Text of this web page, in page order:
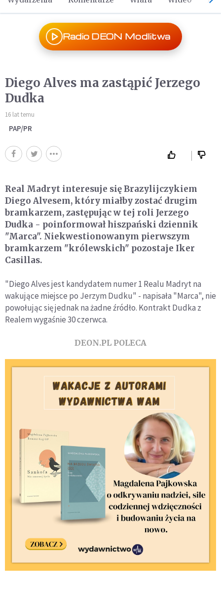
Radio DEON Modlitwa
Diego Alves ma zastąpić Jerzego
Dudka
16 lat temu
PAP/PR
Real Madryt interesuje się Brazylijczykiem
Diego Alvesem, który miałby zostać drugim
bramkarzem, zastępując w tej roli Jerzego
Dudka - poinformował hiszpański dziennik
"Marca". Niekwestionowanym pierwszym
bramkarzem "królewskich" pozostaje Iker
Casillas.
"Diego Alves jest kandydatem numer 1 Realu Madryt na
wakujące miejsce po Jerzym Dudku" - napisała "Marca", nie
powołując się jednak na żadne źródło. Kontrakt Dudka z
Realem wygaśnie 30 czerwca.
DEON.PL POLECA